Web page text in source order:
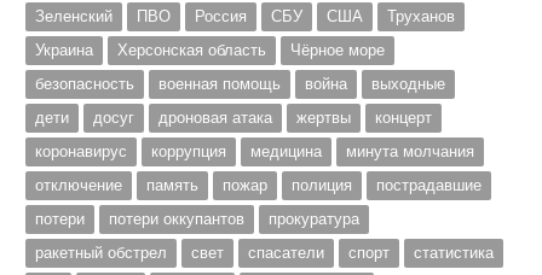
Зеленский
ПВО Россия СБУ США
Труханов
Украина
Херсонская область
Чёрное море
безопасность
военная помощь война
выходные
дети
досуг дроновая атака жертвы
концерт
коронавирус
коррупция медицина
минута молчания
отключение
память пожар полиция
пострадавшие
потери
потери оккупантов
прокуратура
ракетный обстрел
свет спасатели спорт
статистика